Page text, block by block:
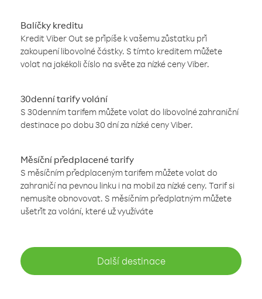
Balíčky kreditu
Kredit Viber Out se připíše k vašemu zůstatku při
zakoupení libovolné částky. S tímto kreditem můžete
volat na jakékoli číslo na světe za nízké ceny Viber.
30denní tarify volání
S 30denním tarifem můžete volat do libovolné zahraniční
destinace po dobu 30 dní za nízké ceny Viber.
Měsíční předplacené tarify
S měsíčním předplaceným tarifem můžete volat do
zahraničí na pevnou linku i na mobil za nízké ceny. Tarif si
nemusíte obnovovat. S měsíčním předplatným můžete
ušetřit za volání, které už využíváte
Další destinace